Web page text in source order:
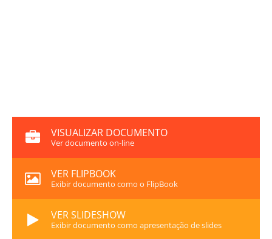
VISUALIZAR DOCUMENTO
Ver documento on-line
VER FLIPBOOK
Exibir documento como o FlipBook
VER SLIDESHOW
Exibir documento como apresentação de slides